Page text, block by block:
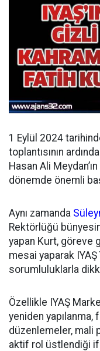
1 Eylül 2024
toplantısının
Hasan Ali
dönemde önemli
Aynı zamanda
Rektörlüğü
yapan Kurt, göreve
mesai yaparak
sorumluluklarla
Özellikle IYAŞ
yeniden yapılanma,
düzenlemeler, mali
aktif rol üstlendiği